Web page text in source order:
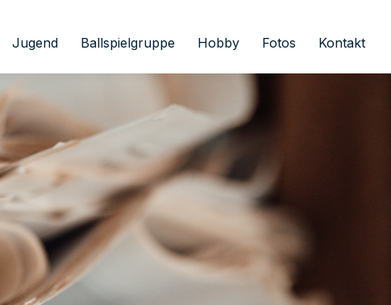
Jugend Ballspielgruppe Hobby Fotos Kontakt